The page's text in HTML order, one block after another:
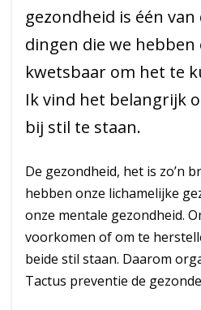
gezondheid is één
dingen die we hebben
kwetsbaar om het te
Ik vind het belangrijk
bij stil te staan.
De gezondheid, het is zo’n
hebben onze lichamelijke
onze mentale gezondheid.
voorkomen of om te
beide stil staan. Daarom
Tactus preventie de